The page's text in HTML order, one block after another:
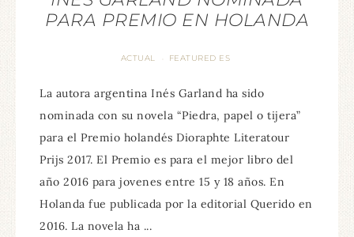
PARA PREMIO EN HOLANDA
ACTUAL FEATURED ES
La autora argentina Inés Garland ha sido
nominada con su novela “Piedra, papel o tijera”
para el Premio holandés Dioraphte Literatour
Prijs 2017. El Premio es para el mejor libro del
año 2016 para jovenes entre 15 y 18 años. En
Holanda fue publicada por la editorial Querido en
2016. La novela ha ...